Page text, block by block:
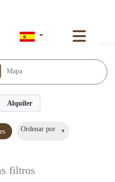
en L´Ametlla de Mar
Mapa
Alquiler
Ordenar por
filtros